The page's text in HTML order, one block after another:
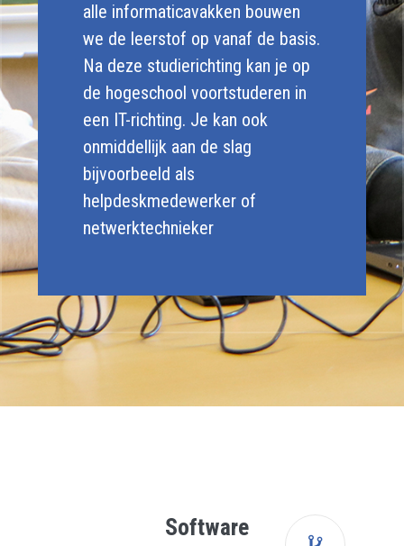
alle informaticavakken bouwen
we de leerstof op vanaf de basis.
Na deze studierichting kan je op
de hogeschool voortstuderen in
een IT-richting. Je kan ook
onmiddellijk aan de slag
bijvoorbeeld als
helpdeskmedewerker of
netwerktechnieker
Software